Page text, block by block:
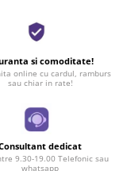
si comoditate!
online cu cardul, ramburs
sau chiar in rate!
dedicat
9.30-19.00 Telefonic sau
whatsapp